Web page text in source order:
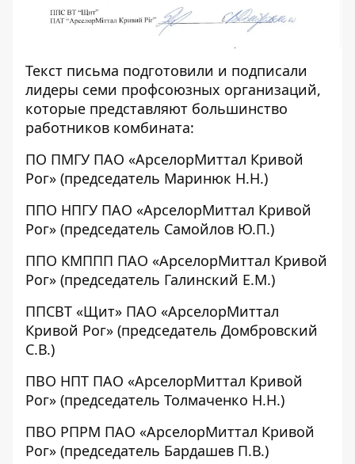
Текст письма подготовили и подписали
лидеры семи профсоюзных организаций,
которые представляют большинство
работников комбината:
ПО ПМГУ ПАО «АрселорМиттал Кривой
Рог» (председатель Маринюк Н.Н.)
ППО НПГУ ПАО «АрселорМиттал Кривой
Рог» (председатель Самойлов Ю.П.)
ППО КМППП ПАО «АрселорМиттал Кривой
Рог» (председатель Галинский Е.М.)
ППСВТ «Щит» ПАО «АрселорМиттал
Кривой Рог» (председатель Домбровский
С.В.)
ПВО НПТ ПАО «АрселорМиттал Кривой
Рог» (председатель Толмаченко Н.Н.)
ПВО РПРМ ПАО «АрселорМиттал Кривой
Рог» (председатель Бардашев П.В.)